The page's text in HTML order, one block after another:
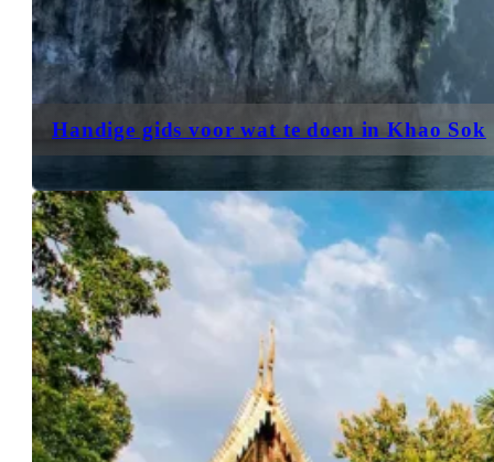
Handige gids voor wat te doen in Khao Sok